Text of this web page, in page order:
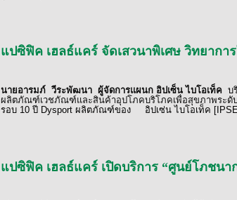
แปซิฟิค เฮลธ์แคร์ จัดเสวนาพิเศษ วิทยาก
นายอารมภ์ วีระพัฒนา ผู้จัดการแผนก อิปเซ็น ไบโอเท็ค บ
ผลิตภัณฑ์เวชภัณฑ์และสินค้าอุปโภคบริโภคเพื่อสุขภาพระดั
รอบ 10 ปี Dysport ผลิตภัณฑ์ของ อิปเซ่น ไบโอเท็ค
แปซิฟิค เฮลธ์แคร์ เปิดบริการ “ศูนย์โภชน